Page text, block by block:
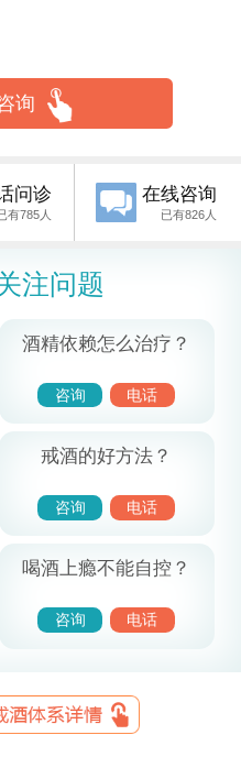
询
问诊
有785人
在线咨询
已有826人
注问题
酒精依赖怎么治疗？
咨询 电话
戒酒的好方法？
咨询 电话
喝酒上瘾不能自控？
咨询 电话